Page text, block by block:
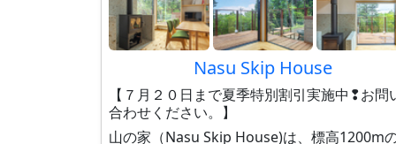
Nasu Skip House
【７月２０日まで夏季特別割引実施中❢お問
合わせください。】
山の家（Nasu Skip House)は、標高1200m